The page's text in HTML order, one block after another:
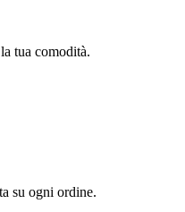
tua comodità.
su ogni ordine.